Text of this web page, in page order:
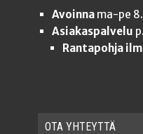
Avoinnama-pe
Asiakaspalvelu
Rantapohja
OTA YHTEYT­TÄ